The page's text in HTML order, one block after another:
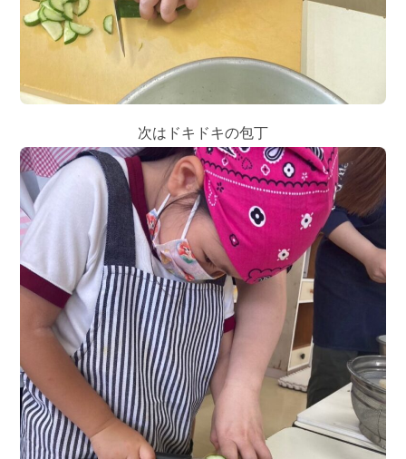
次はドキドキの包丁